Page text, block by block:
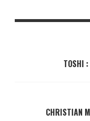
TOSHI
CHRISTIAN